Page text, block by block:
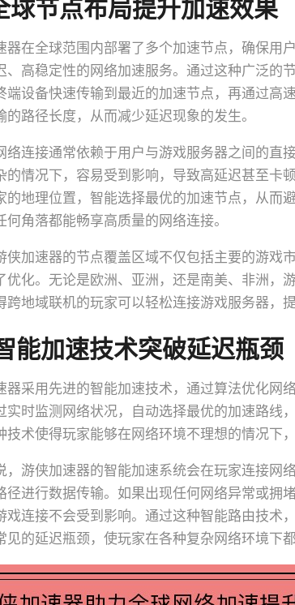
球节点布局提升加速效果
器在全球范围内部署了多个加速节点，确保用
、高稳定性的网络加速服务。通过这种广泛的
端设备快速传输到最近的加速节点，再通过高
的路径长度，从而减少延迟现象的发生。
络连接通常依赖于用户与游戏服务器之间的直
的情况下，容易受到影响，导致高延迟甚至卡
的地理位置，智能选择最优的加速节点，从而
何角落都能畅享高质量的网络连接。
侠加速器的节点覆盖区域不仅包括主要的游戏
优化。无论是欧洲、亚洲，还是南美、非洲，
跨地域联机的玩家可以轻松连接游戏服务器，提
能加速技术突破延迟瓶颈
器采用先进的智能加速技术，通过算法优化网
实时监测网络状况，自动选择最优的加速路线
技术使得玩家能够在网络环境不理想的情况下
，游侠加速器的智能加速系统会在玩家连接网
径进行数据传输。如果出现任何网络异常或拥
戏连接不会受到影响。通过这种智能路由技术
见的延迟瓶颈，使玩家在各种复杂网络环境下